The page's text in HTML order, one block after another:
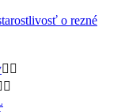
o rezné
 
